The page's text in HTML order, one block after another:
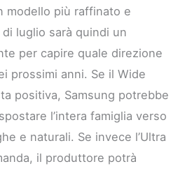
modello più raffinato e
luglio sarà quindi un
per capire quale direzione
prossimi anni. Se il Wide
positiva, Samsung potrebbe
l’intera famiglia verso
e naturali. Se invece l’Ultra
il produttore potrà